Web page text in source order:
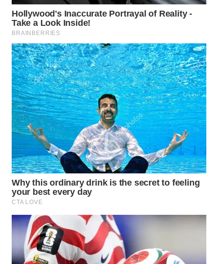
WN
SAMOSIR
WN
PADANG
LAWAS
WN
SUMEDANG
WN
CIANJUR
WN
KEPULAUAN
SERIBU
WN
TANGERANG
WN